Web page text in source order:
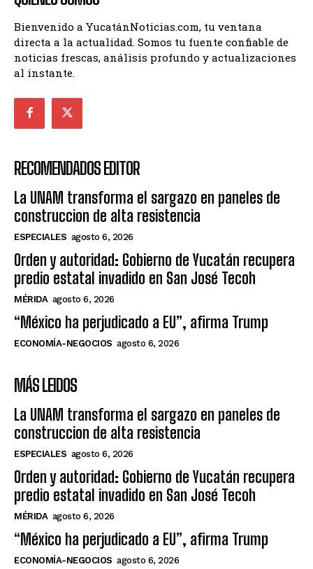
Bienvenido a YucatánNoticias.com, tu ventana
directa a la actualidad. Somos tu fuente confiable de
noticias frescas, análisis profundo y actualizaciones
al instante.
RECOMENDADOS EDITOR
La UNAM transforma el sargazo en paneles de
construccion de alta resistencia
ESPECIALES agosto 6, 2026
Orden y autoridad: Gobierno de Yucatán recupera
predio estatal invadido en San José Tecoh
MÉRIDA agosto 6, 2026
“México ha perjudicado a EU”, afirma Trump
ECONOMÍA-NEGOCIOS agosto 6, 2026
MÁS LEIDOS
La UNAM transforma el sargazo en paneles de
construccion de alta resistencia
ESPECIALES agosto 6, 2026
Orden y autoridad: Gobierno de Yucatán recupera
predio estatal invadido en San José Tecoh
MÉRIDA agosto 6, 2026
“México ha perjudicado a EU”, afirma Trump
ECONOMÍA-NEGOCIOS agosto 6, 2026